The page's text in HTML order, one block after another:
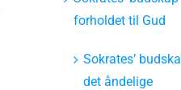
forholdet til Gud
Sokrates’
det åndelige